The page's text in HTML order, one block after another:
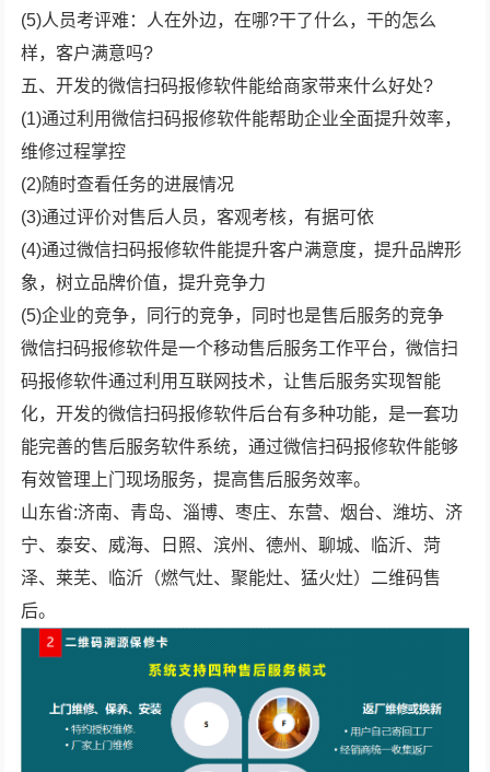
(5)人员考评难：人在外边，在哪?干了什么，干的怎么
样，客户满意吗?
五、开发的微信扫码报修软件能给商家带来什么好处?
(1)通过利用微信扫码报修软件能帮助企业全面提升效率，
维修过程掌控
(2)随时查看任务的进展情况
(3)通过评价对售后人员，客观考核，有据可依
(4)通过微信扫码报修软件能提升客户满意度，提升品牌形
象，树立品牌价值，提升竞争力
(5)企业的竞争，同行的竞争，同时也是售后服务的竞争
微信扫码报修软件是一个移动售后服务工作平台，微信扫
码报修软件通过利用互联网技术，让售后服务实现智能
化，开发的微信扫码报修软件后台有多种功能，是一套功
能完善的售后服务软件系统，通过微信扫码报修软件能够
有效管理上门现场服务，提高售后服务效率。
山东省:济南、青岛、淄博、枣庄、东营、烟台、潍坊、济
宁、泰安、威海、日照、滨州、德州、聊城、临沂、菏
泽、莱芜、临沂（燃气灶、聚能灶、猛火灶）二维码售
后。